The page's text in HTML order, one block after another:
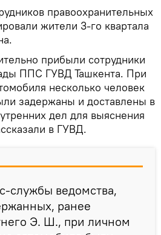
правоохранительных
жители 3-го квартала
прибыли сотрудники
ППС ГУВД Ташкента. При
несколько человек
задержаны и доставлены в
дел для выяснения
в ГУВД.
службы ведомства,
ранее
Э. Ш., при личном